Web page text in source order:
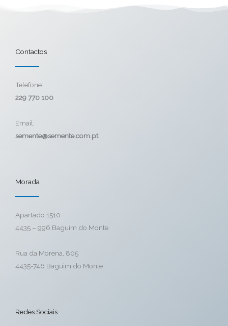
Contactos
Telefone:
229 770 100
Email:
semente@semente.com.pt
Morada
Apartado 1510
4435 – 996 Baguim do Monte
Rua da Morena, 805
4435-746 Baguim do Monte
Redes Sociais